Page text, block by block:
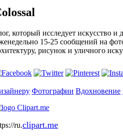
который исследует искусство и
15-25 сообщений на
рисунок и уличного
Фотографии Вдохновение
ru.clipart.me